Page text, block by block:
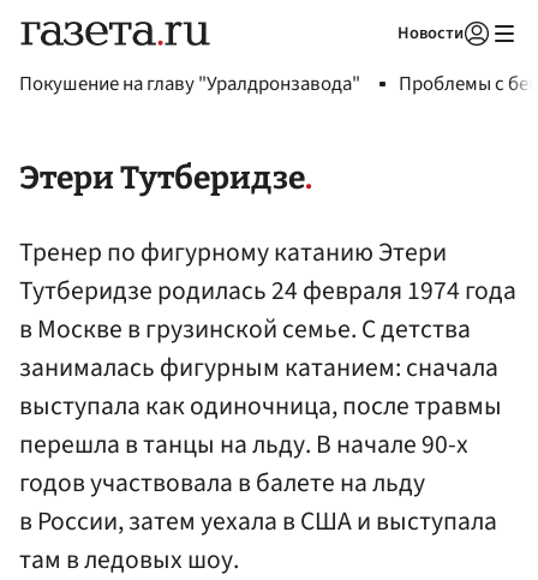
Новости
Покушение на главу "Уралдронзавода" Проблемы с
Этери Тутберидзе
Тренер по фигурному катанию Этери
Тутберидзе родилась 24 февраля 1974 года
в Москве в грузинской семье. С детства
занималась фигурным катанием: сначала
выступала как одиночница, после травмы
перешла в танцы на льду. В начале 90-х
годов участвовала в балете на льду
в России, затем уехала в США и выступала
там в ледовых шоу.